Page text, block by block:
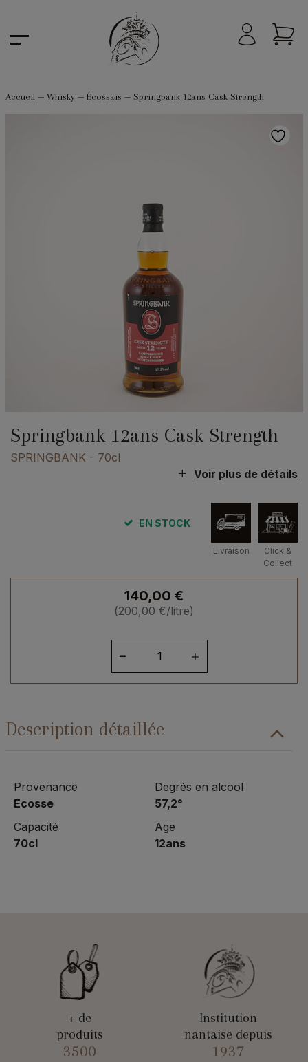
Accueil— Whisky— Écossais — Springbank 12ans Cask Strength
Springbank 12ans Cask Strength
SPRINGBANK - 70cl
Voir plus de détails
EN STOCK
Livraison
Click &
Collect
140,00 €
(200,00 €/litre)
Springbank
Strength
Description détaillée
Provenance
Ecosse
Capacité
70cl
Degrés en alcool
57,2°
Age
12ans
+ de
produits
3500
Institution
nantaise depuis
1937